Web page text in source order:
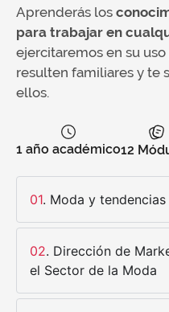
Aprenderás los
para trabajar en
ejercitaremos en su
resulten familiares y te
ellos.
1 año académico12
01. Moda y tendencias
02. Dirección de
el Sector de la Moda